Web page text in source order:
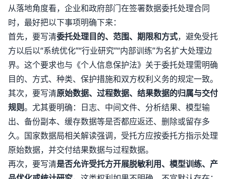
从落地角度看，企业和政府部门在签署数据委托处理合同
时，最好把以下事项明确下来：
首先，要写清委托处理目的、范围、期限和方式，避免受托
方以后以“系统优化”“行业研究”“内部训练”为名扩大处理边
界。这个要求也与《个人信息保护法》关于委托处理需明确
目的、方式、种类、保护措施和双方权利义务的规定一致。
其次，要写清原始数据、过程数据、结果数据的归属与交付
规则。尤其要明确：日志、中间文件、分析结果、模型输
出、备份副本、缓存数据等是否都应返还、删除或留存多
久。国家数据局相关解读强调，受托方应按委托方指示处理
原始数据，并交付结果数据与过程数据。
再次，要写清是否允许受托方开展脱敏利用、模型训练、产